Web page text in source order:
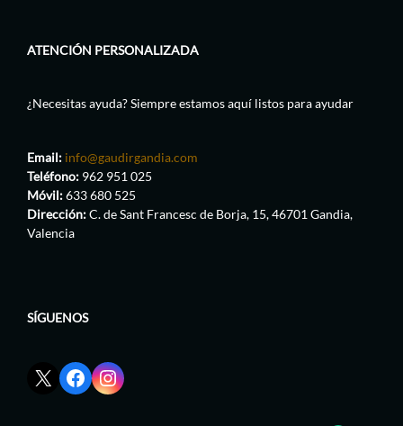
ATENCIÓN PERSONALIZADA
¿Necesitas ayuda? Siempre estamos aquí listos para ayudar
Email: info@gaudirgandia.com
Teléfono: 962 951 025
Móvil:633 680 525
Dirección:C. de Sant Francesc de Borja, 15, 46701 Gandia,
Valencia
SÍGUENOS
Enlace
red
Enlace
de
Enlace